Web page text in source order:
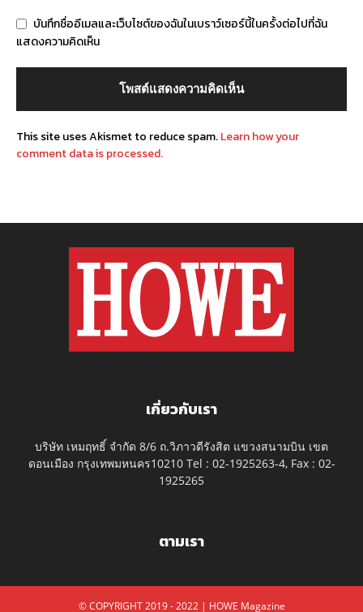
บันทึกชื่ออีเมลและเว็บไซต์ของฉันในเบราว์เซอร์นี้ในครั้งต่อไปที่ฉัน
แสดงความคิดเห็น
This site uses Akismet to reduce spam.Learn how your
comment data is processed.
เกี่ยวกับเรา
บริษัท เหมฤทธิ์ จำกัด 8/6 ถ.วิภาวดีรังสิต แขวงสนามบิน เขต
ดอนเมือง กรุงเทพมหนคร10210 Tel : 02-1925263-4, Fax : 02-
1925265
ตามเรา
© COPYRIGHT 2019 - 2022 | HOWE Magazine